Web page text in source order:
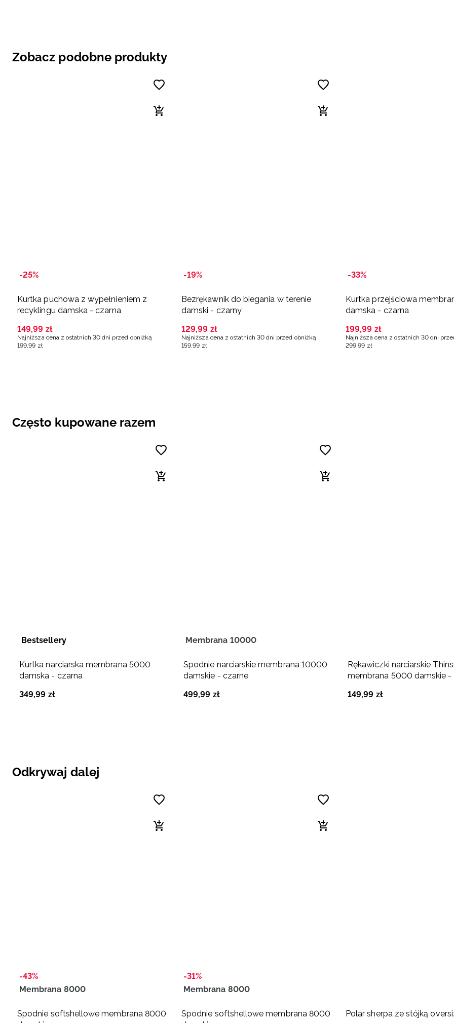
Zobacz podobne produkty
-25%
Kurtka puchowa z wypełnieniem z
recyklingu damska - czarna
149,99 zł
Najniższa cena z ostatnich 30 dni przed obniżką
199,99 zł
-19%
Bezrękawnik do biegania w terenie
damski - czarny
129,99 zł
Najniższa cena z ostatnich 30 dni przed obniżką
159,99 zł
-33%
Kurtka przejściowa
damska - czarna
199,99 zł
Najniższa cena z ostatnich 30 dni
299,99 zł
Często kupowane razem
Bestsellery
Kurtka narciarska membrana 5000
damska - czarna
349,99 zł
Membrana 10000
Spodnie narciarskie membrana 10000
damskie - czarne
499,99 zł
Rękawiczki narciarskie
membrana 5000 damskie
149,99 zł
Odkrywaj dalej
-43%
Membrana 8000
Spodnie softshellowe membrana 8000
-31%
Membrana 8000
Spodnie softshellowe membrana 8000
Polar sherpa ze stójką